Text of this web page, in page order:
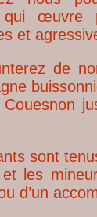
quiœuvre
et
de
sont
les
d’un